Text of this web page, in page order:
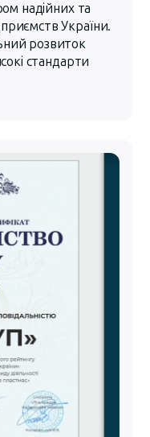
надійних та
України.
розвиток
стандарти